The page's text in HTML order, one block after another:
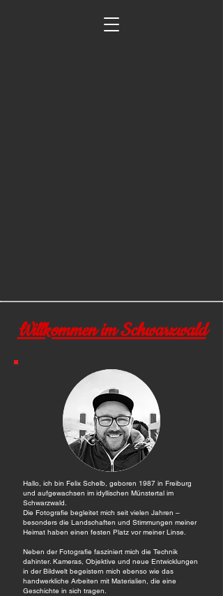
Willkommen im Schwarzwald
Hallo, ich bin Felix Schelb, geboren 1987 in Freiburg
und aufgewachsen im idyllischen Münstertal im
Schwarzwald.
Die Fotografie begleitet mich seit vielen Jahren –
besonders die Landschaften und Stimmungen meiner
Heimat haben einen festen Platz vor meiner Linse.
Neben der Fotografie fasziniert mich die Technik
dahinter. Kameras, Objektive und neue Entwicklungen
in der Bildwelt begeistern mich ebenso wie das
handwerkliche Arbeiten mit Materialien, die eine
Geschichte in sich tragen.